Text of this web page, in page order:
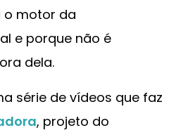
o motor da
e porque não é
dela.
série de vídeos que faz
, projeto do